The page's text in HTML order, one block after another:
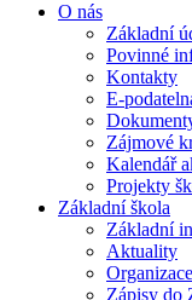
O nás
Základní
Povinné
Kontakty
E-
Zájmové
Kalendář
Projekty
Základní škola
Základní
Aktuality
Zápisy do